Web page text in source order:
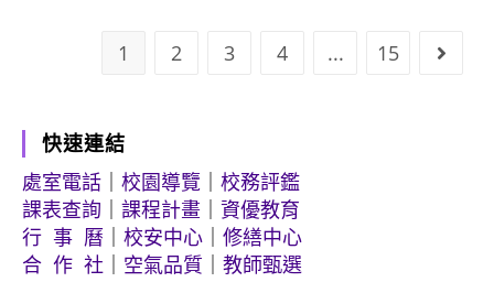
1 2 3 4 ... 15 Go to
快速連結
處室電話
校園導覽
校務評鑑
課表查詢
課程計畫
資優教育
行 事 曆
校安中心
修繕中心
合 作 社
空氣品質 教師甄選